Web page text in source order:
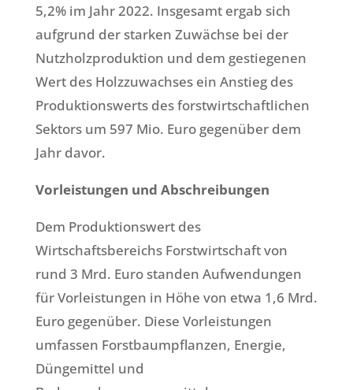
5,2% im Jahr 2022. Insgesamt ergab sich
aufgrund der starken Zuwächse bei der
Nutzholzproduktion und dem gestiegenen
Wert des Holzzuwachses ein Anstieg des
Produktionswerts des forstwirtschaftlichen
Sektors um 597 Mio. Euro gegenüber dem
Jahr davor.
Vorleistungen und Abschreibungen
Dem Produktionswert des
Wirtschaftsbereichs Forstwirtschaft von
rund 3 Mrd. Euro standen Aufwendungen
für Vorleistungen in Höhe von etwa 1,6 Mrd.
Euro gegenüber. Diese Vorleistungen
umfassen Forstbaumpflanzen, Energie,
Düngemittel und